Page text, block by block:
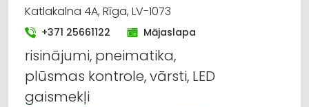
Katlakalna 4A, Rīga, LV-1073
+371 25661122 Mājaslapa
risinājumi, pneimatika,
plūsmas kontrole, vārsti, LED
gaismekļi